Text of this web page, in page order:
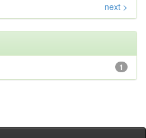
next >
1